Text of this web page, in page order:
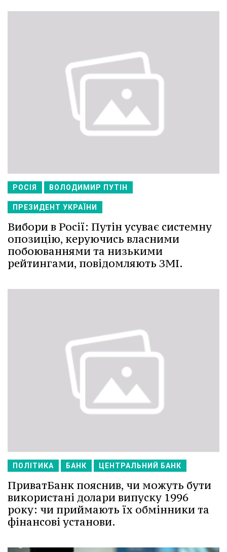
РОСІЯ ВОЛОДИМИР ПУТІН
ПРЕЗИДЕНТ УКРАЇНИ
Вибори в Росії: Путін усуває системну
опозицію, керуючись власними
побоюваннями та низькими
рейтингами, повідомляють ЗМІ.
ПОЛІТИКА БАНК ЦЕНТРАЛЬНИЙ БАНК
ПриватБанк пояснив, чи можуть бути
використані долари випуску 1996
року: чи приймають їх обмінники та
фінансові установи.